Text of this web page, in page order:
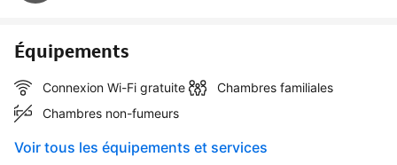
Équipements
Connexion Wi-Fi gratuite
Chambres familiales
Chambres non-fumeurs
Voir tous les équipements et services